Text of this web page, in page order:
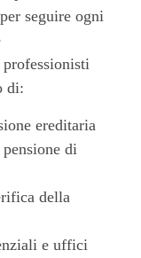
seguire ogni
di:
ereditaria
di
della
e uffici